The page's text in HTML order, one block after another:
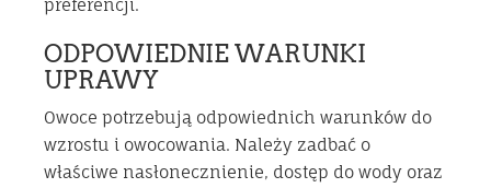
preferencji.
ODPOWIEDNIE WARUNKI
UPRAWY
Owoce potrzebują odpowiednich warunków do
wzrostu i owocowania. Należy zadbać o
właściwe nasłonecznienie, dostęp do wody oraz